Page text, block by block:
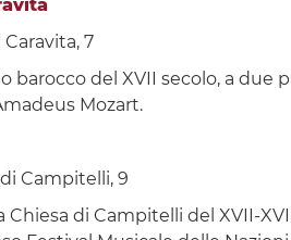
Caravita, 7
barocco del XVII secolo, a due
Mozart.
di Campitelli, 9
Chiesa di Campitelli del XVII-